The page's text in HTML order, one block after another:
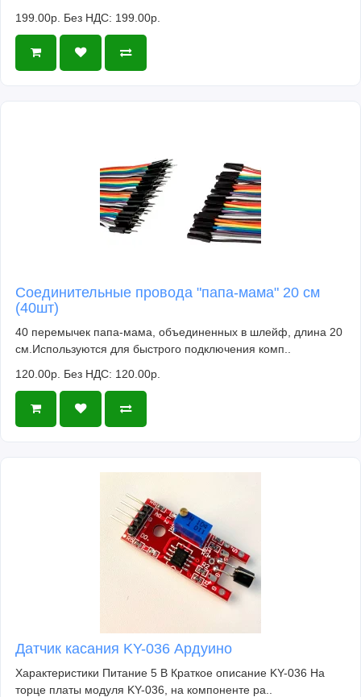
199.00р. Без НДС: 199.00р.
Соединительные провода "папа-мама" 20 см
(40шт)
40 перемычек папа-мама, объединенных в шлейф, длина 20
см.Используются для быстрого подключения комп..
120.00р. Без НДС: 120.00р.
Датчик касания KY-036 Ардуино
Характеристики Питание 5 В Краткое описание KY-036 На
торце платы модуля KY-036, на компоненте ра..